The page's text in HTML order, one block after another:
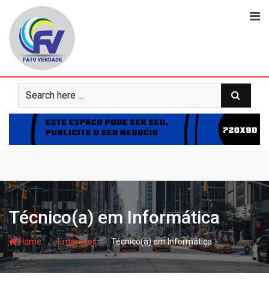
content
Técnico(a) em Informática
Home- hjEmpregos- hjTécnico(a) em Informática